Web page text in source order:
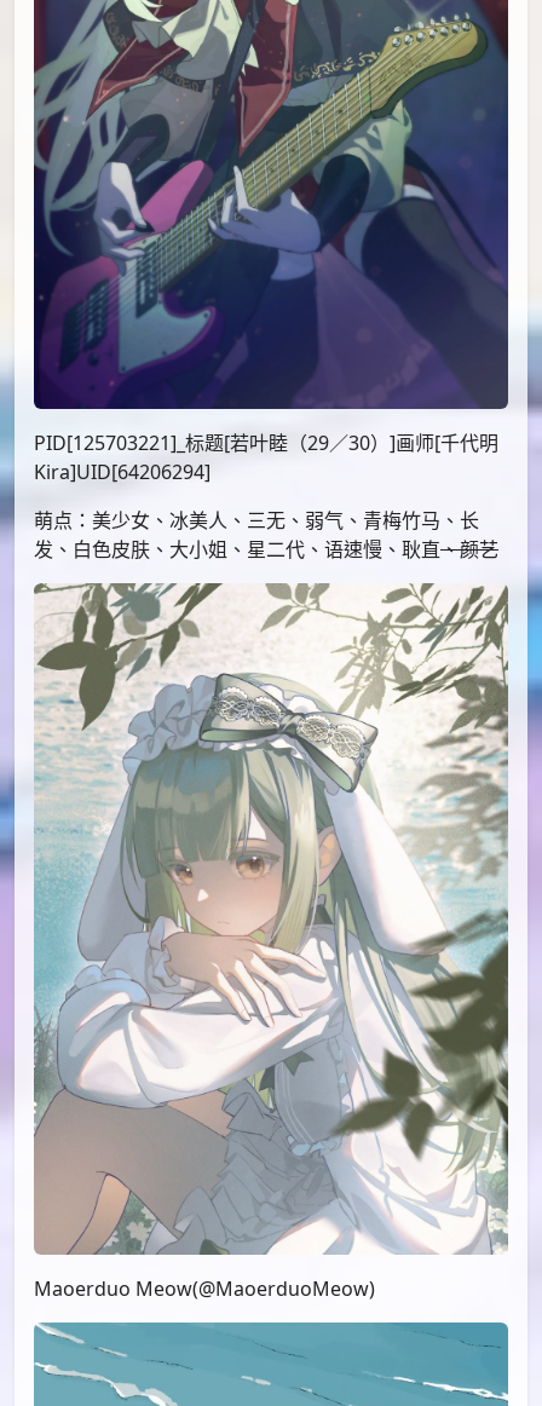
PID[125703221]_标题[若叶睦（29／30）]画师[千代明
Kira]UID[64206294]
萌点：美少女、冰美人、三无、弱气、青梅竹马、长
发、白色皮肤、大小姐、星二代、语速慢、耿直、颜艺
Maoerduo Meow(@MaoerduoMeow)